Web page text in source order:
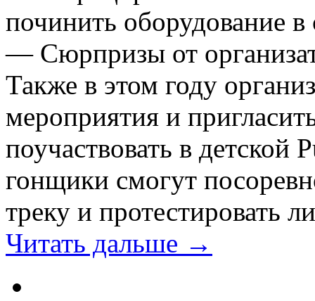
починить оборудование
— Сюрпризы от
Также в этом году
мероприятия и
поучаствовать в детской
гонщики смогут
треку и протестировать
Читать дальше →